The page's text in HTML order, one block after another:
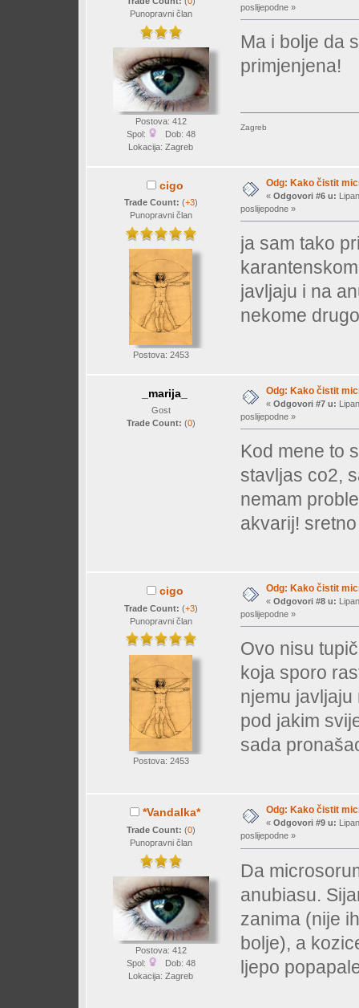
Punopravni član
Postova: 412
Spol:
Dob: 48
Lokacija: Zagreb
poslijepodne »
Ma i bolje da
primjenjena!
Zagreb
cigo
Trade Count: (+3)
Punopravni član
Postova: 2453
Odg: Kako čistit
« Odgovori #6 u:
poslijepodne »
ja sam tako
javljaju i na
nekome
_marija_
Gost
Trade Count: (0)
Odg: Kako čistit
« Odgovori #7 u:
poslijepodne »
Kod mene to
stavljas co2,
nemam
akvarij! sretno
cigo
Trade Count: (+3)
Punopravni član
Postova: 2453
Odg: Kako čistit
« Odgovori #8 u:
poslijepodne »
Ovo nisu
koja sporo
njemu
pod jakim
sada
*Vandalka*
Trade Count: (0)
Punopravni član
Postova: 412
Spol:
Dob: 48
Lokacija: Zagreb
Odg: Kako čistit
« Odgovori #9 u:
poslijepodne »
Da
anubiasu.
zanima (nije
bolje), a
ljepo